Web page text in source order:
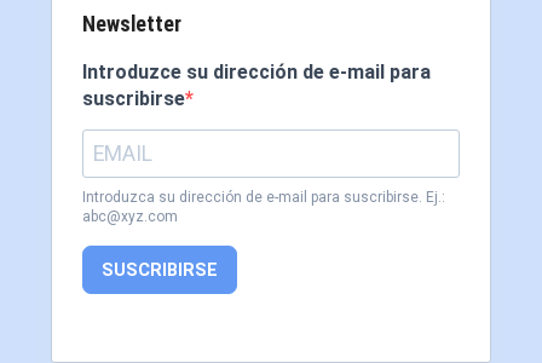
Newsletter
Introduzce su dirección de e-mail para
suscribirse
Introduzca su dirección de e-mail para suscribirse. Ej.:
abc@xyz.com
SUSCRIBIRSE